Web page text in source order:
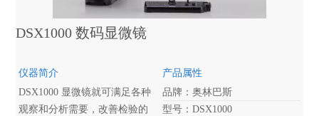
DSX1000 数码显微镜
仪器简介
DSX1000 显微镜就可满足各种
观察和分析需要，改善检验的
产品属性
品牌：奥林巴斯
型号：DSX1000